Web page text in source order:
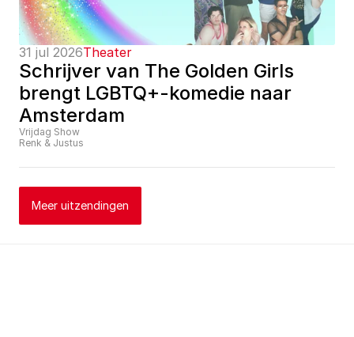
31 jul 2026Theater
Schrijver van The Golden Girls
brengt LGBTQ+-komedie naar
Amsterdam
Vrijdag Show
Renk & Justus
Meer uitzendingen